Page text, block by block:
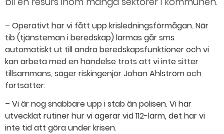
– Operativt har vi fått upp krisledningsförmågan. När
tib (tjänsteman i beredskap) larmas går sms
automatiskt ut till andra beredskapsfunktioner och vi
kan arbeta med en händelse trots att vi inte sitter
tillsammans, säger riskingenjör Johan Ahlström och
fortsätter:
– Vi är nog snabbare upp i stab än polisen. Vi har
utvecklat rutiner hur vi agerar vid 112-larm, det har vi
inte tid att göra under krisen.